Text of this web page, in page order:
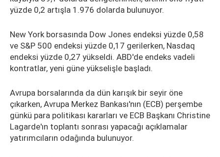
yüzde 0,2 artışla 1.976 dolarda bulunuyor.
New York borsasında Dow Jones endeksi yüzde 0,58
ve S&P 500 endeksi yüzde 0,17 gerilerken, Nasdaq
endeksi yüzde 0,27 yükseldi. ABD'de endeks vadeli
kontratlar, yeni güne yükselişle başladı.
Avrupa borsalarında da dün karışık bir seyir öne
çıkarken, Avrupa Merkez Bankası'nın (ECB) perşembe
günkü para politikası kararları ve ECB Başkanı Christine
Lagarde'ın toplantı sonrası yapacağı açıklamalar
yatırımcıların odağında bulunuyor.